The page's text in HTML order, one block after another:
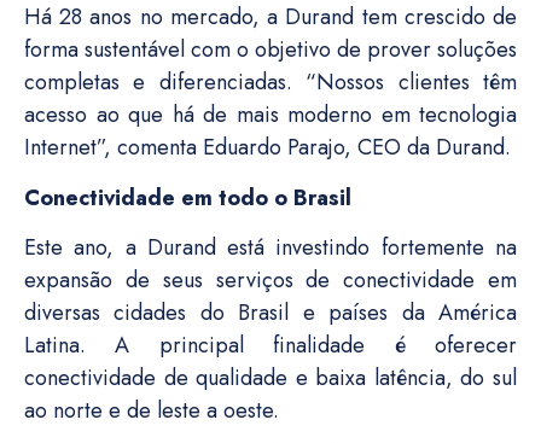
Há 28 anos no mercado, a Durand tem crescido de
forma sustentável com o objetivo de prover soluções
completas e diferenciadas. “Nossos clientes têm
acesso ao que há de mais moderno em tecnologia
Internet”, comenta Eduardo Parajo, CEO da Durand.
Conectividade em todo o Brasil
Este ano, a Durand está investindo fortemente na
expansão de seus serviços de conectividade em
diversas cidades do Brasil e países da América
Latina. A principal finalidade é oferecer
conectividade de qualidade e baixa latência, do sul
ao norte e de leste a oeste.